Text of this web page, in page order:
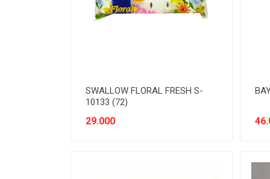
SNACK MODERN
Tanpa Kategori
TEH
SWALLOW FLORAL FRESH S-
10133 (72)
29.000